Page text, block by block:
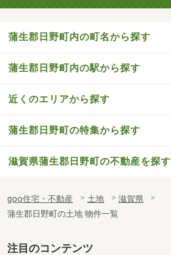
蒲生郡日野町内の町名から探す
蒲生郡日野町内の駅から探す
近くのエリアから探す
蒲生郡日野町の特集から探す
滋賀県蒲生郡日野町の不動産を探す
goo住宅・不動産 土地
滋賀県
蒲生郡日野町の土地 物件一覧
注目のコンテンツ